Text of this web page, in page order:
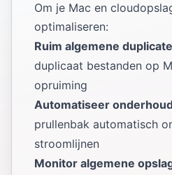
Om je Mac en
optimaliseren:
Ruim algemene
duplicaat bestanden op
opruiming
Automatiseer
prullenbak automatisch
stroomlijnen
Monitor algemene